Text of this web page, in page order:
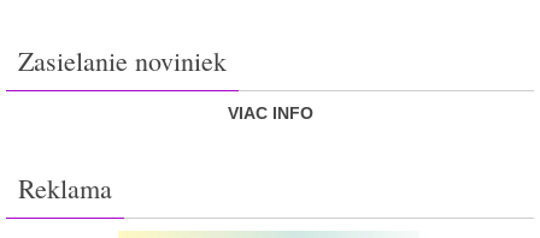
Zasielanie noviniek
VIAC INFO
Reklama